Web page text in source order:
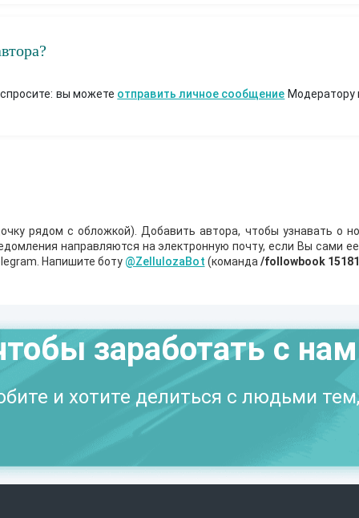
вы можете отправить личное сообщение Модератору
рядом с обложкой). Добавить автора, чтобы узнавать о
направляются на электронную почту, если Вы сами
Напишите боту @ZellulozaBot (команда /followbook 15181
заработать с
и хотите делиться с людьми